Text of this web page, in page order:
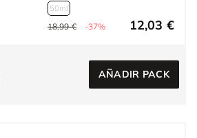
50ml
18,99 € -37% 12,03 €
AÑADIR PACK